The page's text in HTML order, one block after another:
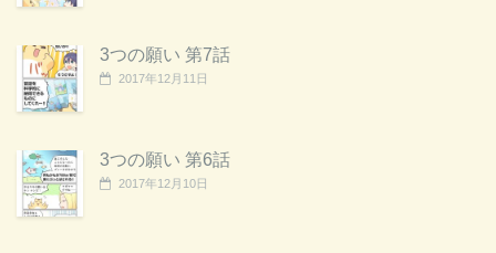
3つの願い 第7話
2017年12月11日
3つの願い 第6話
2017年12月10日